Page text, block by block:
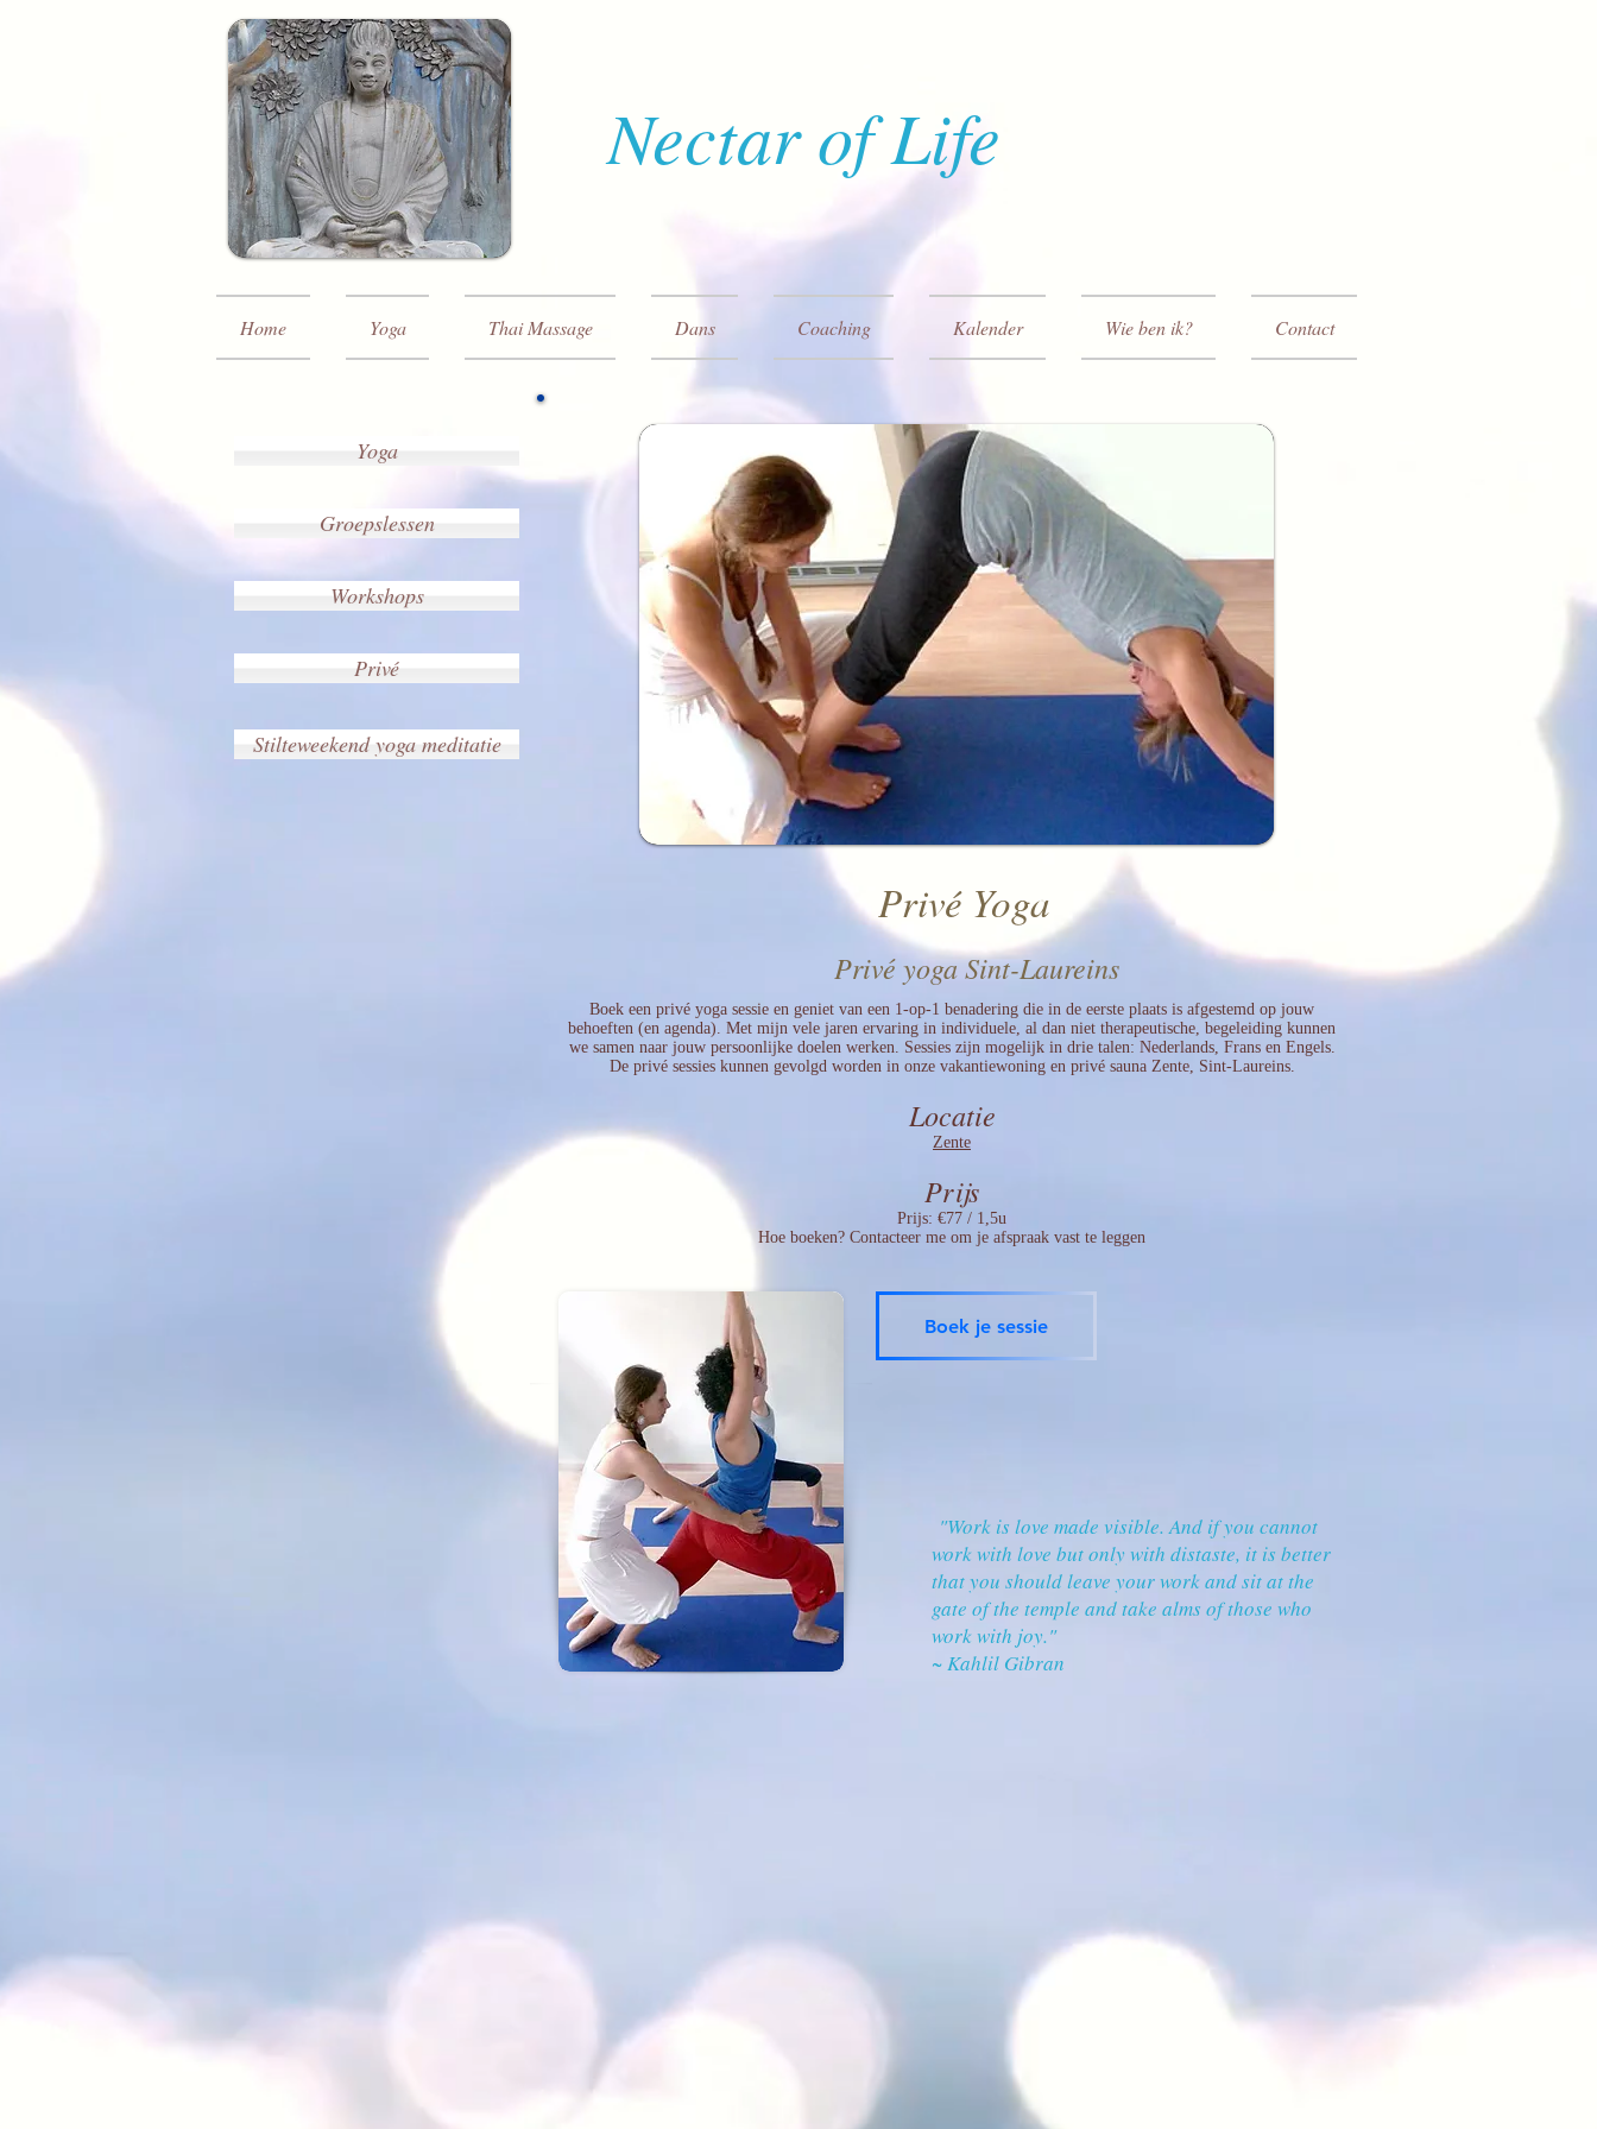
Nectar of Life
Home Yoga Thai Massage Dans Coaching Kalender Wie ben ik? Contact
Yoga
Groepslessen
Workshops
Privé
Stilteweekend yoga meditatie
Privé Yoga
Privé yoga Sint-Laureins
Boek een privé yoga sessie en geniet van een 1-op-1 benadering die in de eerste plaats is afgestemd op jouw
behoeften (en agenda). Met mijn vele jaren ervaring in individuele, al dan niet therapeutische, begeleiding kunnen
we samen naar jouw persoonlijke doelen werken. Sessies zijn mogelijk in drie talen: Nederlands, Frans en Engels.
De privé sessies kunnen gevolgd worden in onze vakantiewoning en privé sauna Zente, Sint-Laureins.
Locatie
Zente
Prijs
Prijs: €77 / 1,5u
Hoe boeken? Contacteer me om je afspraak vast te leggen
Boek je sessie
"Work is love made visible. And if you cannot
work with love but only with distaste, it is better
that you should leave your work and sit at the
gate of the temple and take alms of those who
work with joy."
~ Kahlil Gibran